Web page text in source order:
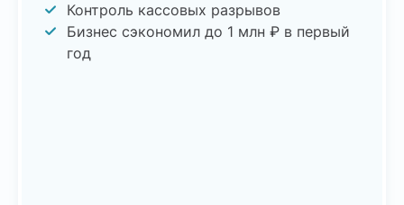
Контроль кассовых разрывов
Бизнес сэкономил до 1 млн ₽ в первый
год